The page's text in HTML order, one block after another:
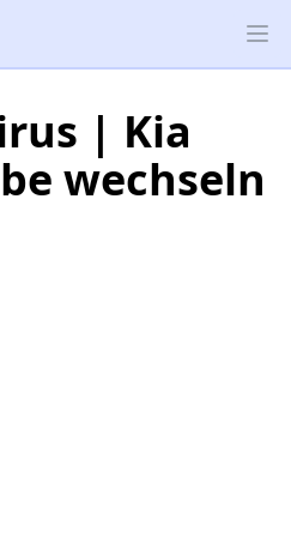
GmbH
| Kia
wechseln